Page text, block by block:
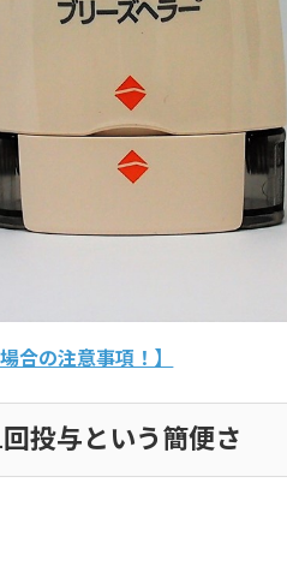
合の注意事項！】
投与という簡便さ